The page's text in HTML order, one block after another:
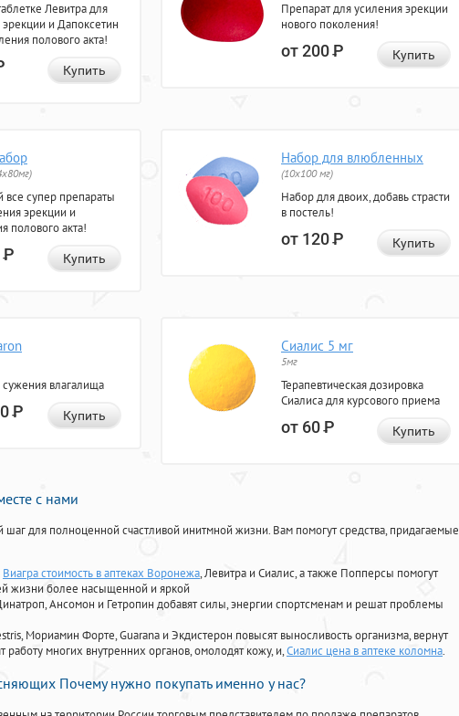
Левитра для
и Дапоксетин
полового акта!
Купить
Препарат для усиления эрекции
нового поколения!
от 200Р Купить
все супер препараты
эрекции и
полового акта!
Р Купить
Набор для влюбленных
(10х100 мг)
Набор для двоих, добавь страсти
в постель!
от 120Р Купить
влагалища
Р Купить
Сиалис 5 мг
5мг
Терапевтическая дозировка
Сиалиса для курсового приема
от 60Р Купить
с нами
для полноценной счастливой инитмной жизни. Вам помогут средства, придагаемые
Виагра стоимость в аптеках Воронежа, Левитра и Сиалис, а также Попперсы помогут
жизни более насыщенной и яркой
Ансомон и Гетропин добавят силы, энергии спортсменам и решат проблемы
Мориамин Форте, Guarana и Экдистерон повысят выносливость организма, вернут
работу многих внутренних органов, омолодят кожу, и,Сиалис цена в аптеке коломна.
Почему нужно покупать именно у нас?